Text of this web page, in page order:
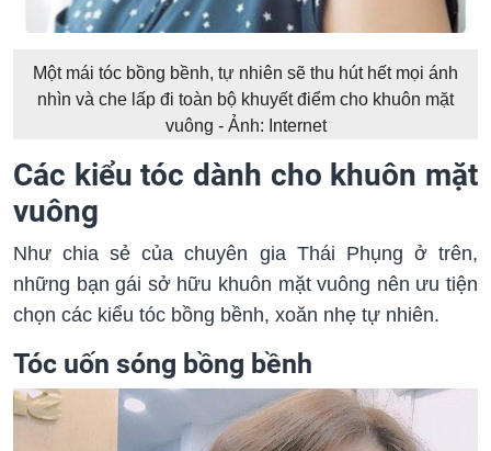
Một mái tóc bồng bềnh, tự nhiên sẽ thu hút hết mọi ánh
nhìn và che lấp đi toàn bộ khuyết điểm cho khuôn mặt
vuông - Ảnh: Internet
Các kiểu tóc dành cho khuôn mặt
vuông
Như chia sẻ của chuyên gia Thái Phụng ở trên,
những bạn gái sở hữu khuôn mặt vuông nên ưu tiện
chọn các kiểu tóc bồng bềnh, xoăn nhẹ tự nhiên.
Tóc uốn sóng bồng bềnh